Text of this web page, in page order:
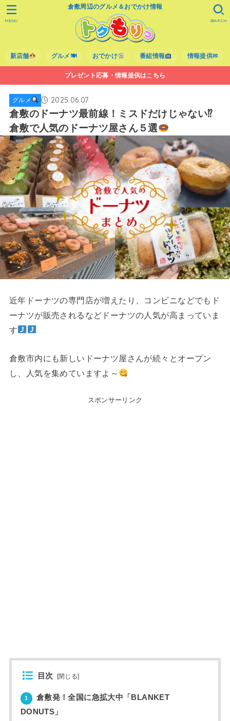
倉敷周辺のグルメ＆おでかけ情報
新店舗 グルメ🍽 おでかけ 番組情報 情報提供✉
SEARCH
MENU
プレゼント応募・情報提供はこちら
グルメ 2025.06.07
倉敷のドーナツ最前線！ミスドだけじゃない⁉
倉敷で人気のドーナツ屋さん５選
近年ドーナツの専門店が増えたり、コンビニなどでもド
ーナツが販売されるなどドーナツの人気が高まっていま
す
倉敷市内にも新しいドーナツ屋さんが続々とオープン
し、人気を集めていますよ～
スポンサーリンク
目次 [閉じる]
1
倉敷発！全国に急拡大中「BLANKET
DONUTS」